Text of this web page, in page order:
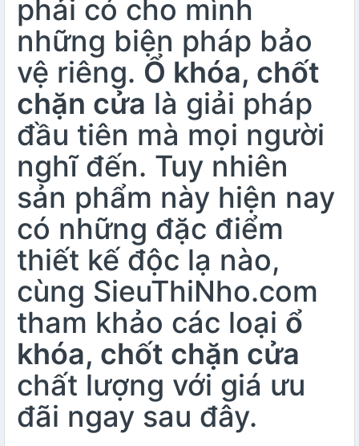
phải có cho mình
những biện pháp bảo
vệ riêng. Ổ khóa, chốt
chặn cửa là giải pháp
đầu tiên mà mọi người
nghĩ đến. Tuy nhiên
sản phẩm này hiện nay
có những đặc điểm
thiết kế độc lạ nào,
cùng SieuThiNho.com
tham khảo các loại ổ
khóa, chốt chặn cửa
chất lượng với giá ưu
đãi ngay sau đây.